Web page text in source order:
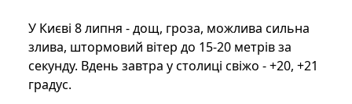
У Києві 8 липня - дощ, гроза, можлива сильна
злива, штормовий вітер до 15-20 метрів за
секунду. Вдень завтра у столиці свіжо - +20, +21
градус.